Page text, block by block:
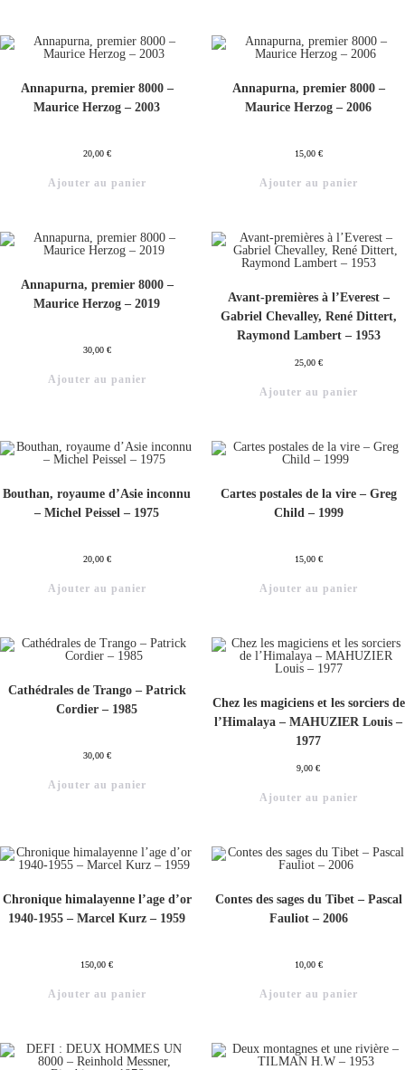
Annapurna, premier 8000 –
Maurice Herzog – 2003
20,00 €
Ajouter au panier
Annapurna, premier 8000 –
Maurice Herzog – 2006
15,00 €
Ajouter au panier
Annapurna, premier 8000 –
Maurice Herzog – 2019
30,00 €
Ajouter au panier
Avant-premières à l’Everest –
Gabriel Chevalley, René Dittert,
Raymond Lambert – 1953
25,00 €
Ajouter au panier
Bouthan, royaume d’Asie inconnu
– Michel Peissel – 1975
20,00 €
Ajouter au panier
Cartes postales de la vire – Greg
Child – 1999
15,00 €
Ajouter au panier
Cathédrales de Trango – Patrick
Cordier – 1985
30,00 €
Ajouter au panier
Chez les magiciens et les sorciers de
l’Himalaya – MAHUZIER Louis –
1977
9,00 €
Ajouter au panier
Chronique himalayenne l’age d’or
1940-1955 – Marcel Kurz – 1959
150,00 €
Ajouter au panier
Contes des sages du Tibet – Pascal
Fauliot – 2006
10,00 €
Ajouter au panier